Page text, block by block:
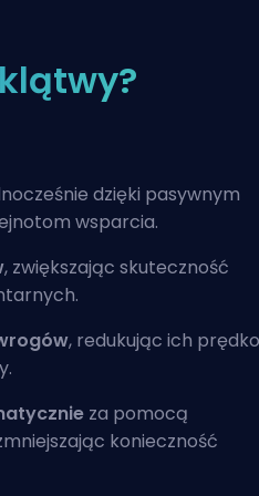
dzięki pasywnym
wsparcia.
, zwiększając skuteczność
, redukując ich
za pomocą
konieczność